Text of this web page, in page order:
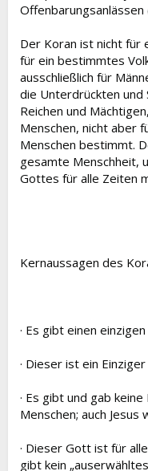
Offenbarungsanlässen
Der Koran ist nicht für
für ein bestimmtes
ausschließlich für
die Unterdrückten und
Reichen und
Menschen, nicht aber
Menschen bestimmt.
gesamte Menschheit,
Gottes für alle Zeiten
Kernaussagen des
· Es gibt einen
· Dieser ist ein
· Es gibt und gab
Menschen; auch
· Dieser Gott ist für
gibt kein „auserwähltes